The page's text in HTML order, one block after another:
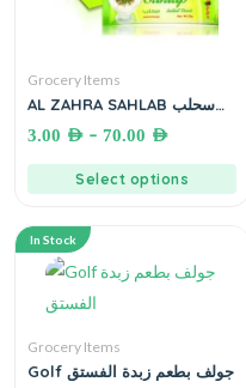
Grocery Items
AL ZAHRA SAHLAB سحلب
3.00 AED – 70.00 AED
Select options
In Stock
Grocery Items
Golf جولف بطعم زبدة الفستق